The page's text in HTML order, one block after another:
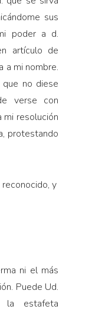
sus
poder a d.
artículo de
a mi nombre.
no diese
verse con
mi resolución
protestando
y
ni el más
Puede Ud.
la estafeta